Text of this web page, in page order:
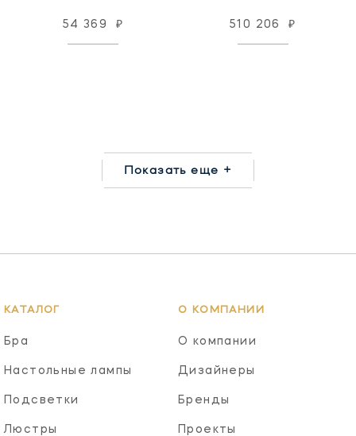
54 369 ₽ 510 206 ₽
Показать еще +
КАТАЛОГ
Бра
Настольные лампы
Подсветки
Люстры
О КОМПАНИИ
О компании
Дизайнеры
Бренды
Проекты